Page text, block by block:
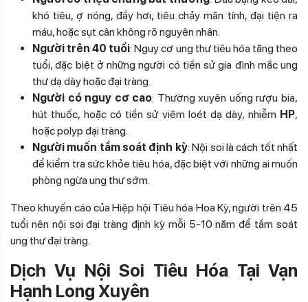
khó tiêu, ợ nóng, đầy hơi, tiêu chảy mãn tính, đại tiện ra
máu, hoặc sụt cân không rõ nguyên nhân.
Người trên 40 tuổi: Nguy cơ ung thư tiêu hóa tăng theo
tuổi, đặc biệt ở những người có tiền sử gia đình mắc ung
thư dạ dày hoặc đại tràng.
Người có nguy cơ cao: Thường xuyên uống rượu bia,
hút thuốc, hoặc có tiền sử viêm loét dạ dày, nhiễm HP,
hoặc polyp đại tràng.
Người muốn tầm soát định kỳ: Nội soi là cách tốt nhất
để kiểm tra sức khỏe tiêu hóa, đặc biệt với những ai muốn
phòng ngừa ung thư sớm.
Theo khuyến cáo của Hiệp hội Tiêu hóa Hoa Kỳ, người trên 45
tuổi nên nội soi đại tràng định kỳ mỗi 5-10 năm để tầm soát
ung thư đại tràng.
Dịch Vụ Nội Soi Tiêu Hóa Tại Vạn
Hạnh Long Xuyên